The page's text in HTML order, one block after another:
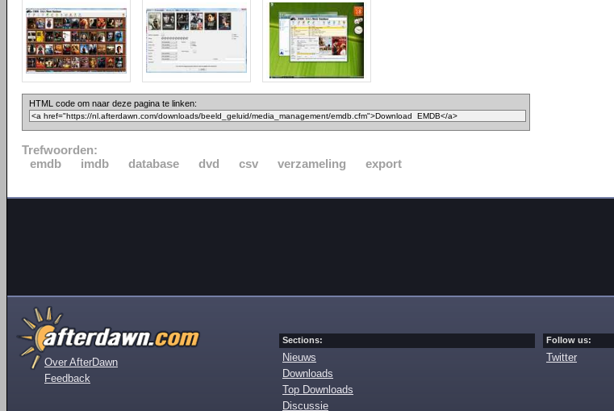
HTML code om naar deze pagina te linken:
Trefwoorden:
emdb
imdb database dvd csv verzameling export
Over AfterDawn
Feedback
Sections:
Nieuws
Downloads
Top Downloads
Discussie
Follow us:
Twitter